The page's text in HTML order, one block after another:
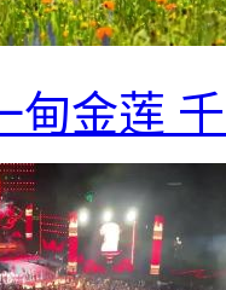
甸金莲